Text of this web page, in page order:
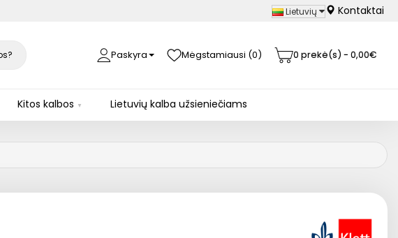
Lietuvių Kontaktai
Paskyra Mėgstamiausi (0) 0 prekė(s) - 0,00€
Kitos kalbos Lietuvių kalba užsieniečiams